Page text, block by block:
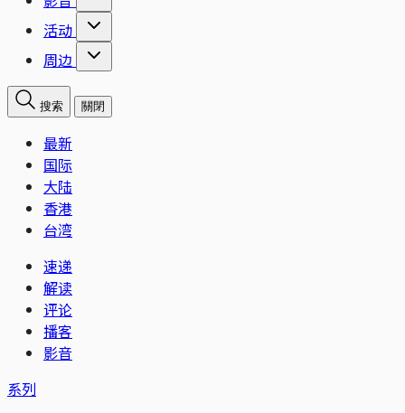
活动
周边
搜索 關閉
最新
国际
大陆
香港
台湾
速递
解读
评论
播客
影音
系列